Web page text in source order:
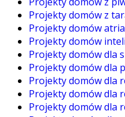
Projekty domów z
Projekty domów
Projekty domów
Projekty domów dla
Projekty domów dla
Projekty domów dla
Projekty domów dla
Projekty domów dla